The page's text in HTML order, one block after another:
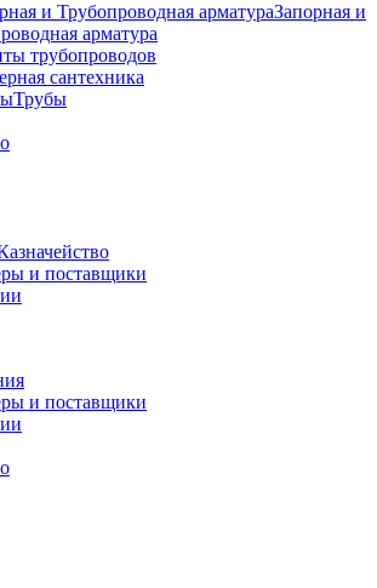
Запорная и
арматура
трубопроводов
сантехника
Трубы
и поставщики
и поставщики